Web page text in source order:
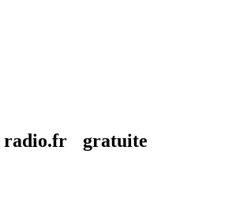
radio.fr gratuite